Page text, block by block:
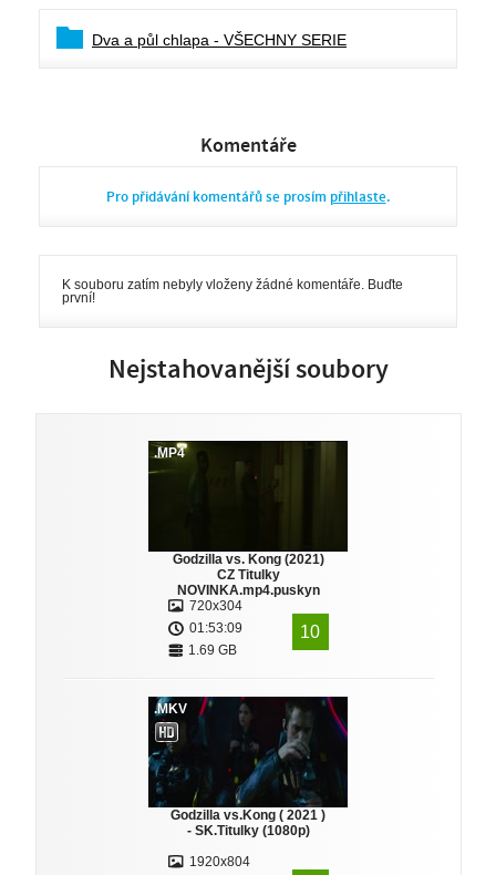
Dva a půl chlapa - VŠECHNY SERIE
Komentáře
Pro přidávání komentářů se prosím přihlaste.
K souboru zatím nebyly vloženy žádné komentáře. Buďte
první!
Nejstahovanější soubory
.MP4
Godzilla vs. Kong (2021)
CZ Titulky
NOVINKA.mp4.puskyn
720x304
01:53:09
1.69 GB
10
.MKV
Godzilla vs.Kong ( 2021 )
- SK.Titulky (1080p)
1920x804